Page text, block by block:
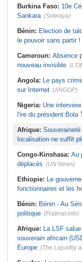
la BRVM en Effervescence
Actions Clés Affichent des
Notables
Burkina Faso: 10e
Sankara (Sidwaya)
Bénin: Election de
le pouvoir sans partir !
Cameroun: Absence
nouveau invisible
Angola: Le pays
sur Internet (ANGOP)
Nigeria: Une
l'ire du président Bola
Afrique:
localisation ne suffit
Congo-Kinshasa: Au
déplacés (UN News)
Ethiopie: Le
fonctionnaires et les
Bénin: Bénin - Au
politique (Fratmat.info)
Afrique: La LSF
souverain africain
Europe (The Liquidity